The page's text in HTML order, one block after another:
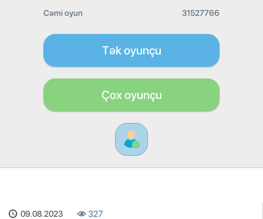
Cəmi oyun 31527766
Tək oyunçu
Çox oyunçu
09.08.2023 327